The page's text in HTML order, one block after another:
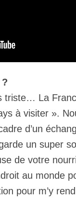
triste… La
à visiter ».
d’un
un super
de votre
au monde
pour m’y